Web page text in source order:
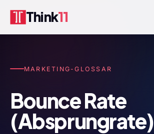
Think11
MARKETING-GLOSSAR
Bounce Rate
(Absprungrate)